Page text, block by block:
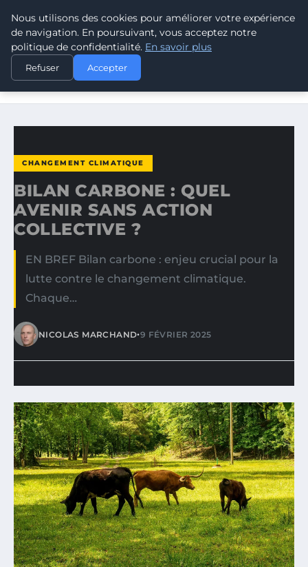
CLIMATE RESPONSE BLOG
ACCUEIL
CHANGEMENT CLIMATIQUE
BILAN CARBONE : QUEL AVENIR SANS ACTION COLLECTIVE
CHANGEMENT CLIMATIQUE
BILAN CARBONE : QUEL
AVENIR SANS ACTION
COLLECTIVE ?
EN BREF Bilan carbone : enjeu crucial pour la
lutte contre le changement climatique.
Chaque…
NICOLAS MARCHAND•9 FÉVRIER 2025
Nous utilisons des cookies pour améliorer votre expérience
de navigation. En poursuivant, vous acceptez notre
politique de confidentialité. En savoir plus
Refuser Accepter